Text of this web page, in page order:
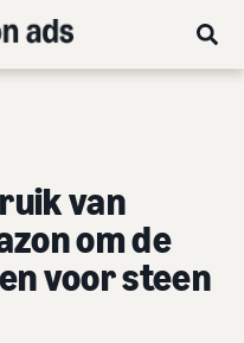
van
om de
voor steen